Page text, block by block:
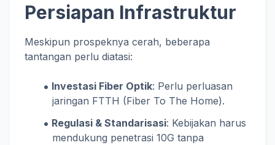
Persiapan Infrastruktur
Meskipun prospeknya cerah, beberapa
tantangan perlu diatasi:
Investasi Fiber Optik: Perlu perluasan
jaringan FTTH (Fiber To The Home).
Regulasi & Standarisasi: Kebijakan harus
mendukung penetrasi 10G tanpa